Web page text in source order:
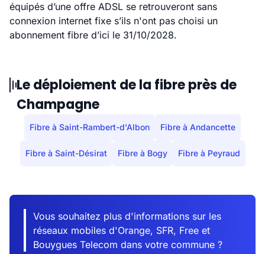
équipés d’une offre ADSL se retrouveront sans
connexion internet fixe s’ils n'ont pas choisi un
abonnement fibre d’ici le 31/10/2028.
Le déploiement de la fibre près de
Champagne
Fibre à Saint-Rambert-d'Albon Fibre à Andancette
Fibre à Saint-Désirat Fibre à Bogy Fibre à Peyraud
Vous souhaitez plus d'informations sur les
réseaux mobiles d'Orange, SFR, Free et
Bouygues Telecom dans votre commune ?